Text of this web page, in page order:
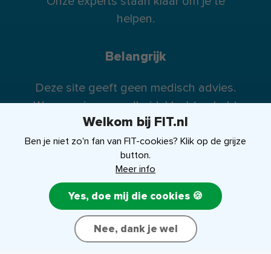
helpen.
Belangrijk
Deze site geeft geen medisch advies.
Wanneer je gezondheidsklachten hebt
raden wij je te allen tijde aan contact op
te nemen met je huisarts (of eventueel
specialist).
FIT-shop Over ons
Welkom bij FIT.nl
Ben je niet zo'n fan van FIT-cookies? Klik op de grijze
button.
Meer info
Yes, doe mij die cookies 🍪
Nee, dank je wel